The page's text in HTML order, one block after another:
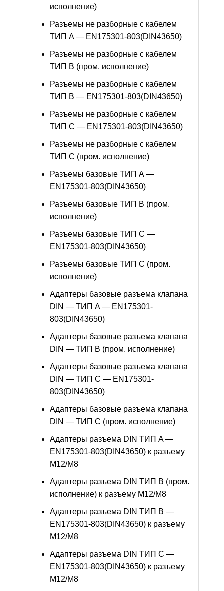
исполнение)
Разъемы не разборные с кабелем
ТИП A — EN175301-803(DIN43650)
Разъемы не разборные с кабелем
ТИП B (пром. исполнение)
Разъемы не разборные с кабелем
ТИП B — EN175301-803(DIN43650)
Разъемы не разборные с кабелем
ТИП C — EN175301-803(DIN43650)
Разъемы не разборные с кабелем
ТИП C (пром. исполнение)
Разъемы базовые ТИП A —
EN175301-803(DIN43650)
Разъемы базовые ТИП В (пром.
исполнение)
Разъемы базовые ТИП C —
EN175301-803(DIN43650)
Разъемы базовые ТИП C (пром.
исполнение)
Адаптеры базовые разъема клапана
DIN — ТИП A — EN175301-
803(DIN43650)
Адаптеры базовые разъема клапана
DIN — ТИП B (пром. исполнение)
Адаптеры базовые разъема клапана
DIN — ТИП C — EN175301-
803(DIN43650)
Адаптеры базовые разъема клапана
DIN — ТИП C (пром. исполнение)
Адаптеры разъема DIN ТИП A —
EN175301-803(DIN43650) к разъему
M12/M8
Адаптеры разъема DIN ТИП B (пром.
исполнение) к разъему M12/M8
Адаптеры разъема DIN ТИП B —
EN175301-803(DIN43650) к разъему
M12/M8
Адаптеры разъема DIN ТИП C —
EN175301-803(DIN43650) к разъему
M12/M8